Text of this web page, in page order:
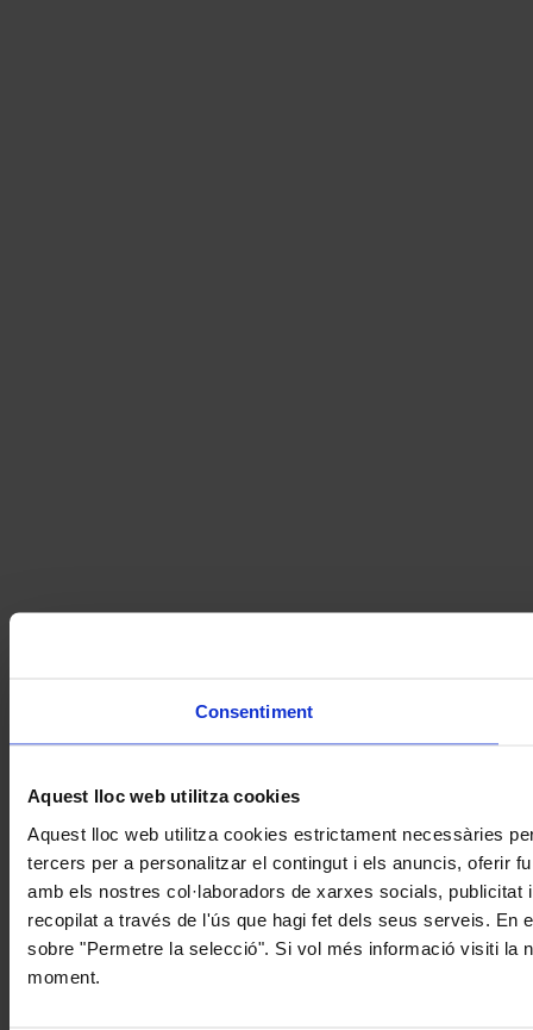
Consentiment
Aquest lloc web utilitza cookies
Aquest lloc web utilitza cookies estrictament necessàries
tercers per a personalitzar el contingut i els anuncis, oferir
amb els nostres col·laboradors de xarxes socials,
recopilat a través de l'ús que hagi fet dels seus serveis. En
sobre "Permetre la selecció". Si vol més informació visiti la
moment.